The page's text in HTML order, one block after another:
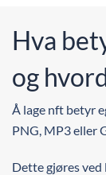
Hva
og
Å lage nft betyr
PNG, MP3 eller
Dette gjøres ved